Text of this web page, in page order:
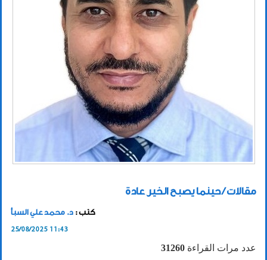
مقالات / حينما يصبح الخير عادة
كتب : د. محمد علي السبأ
25/08/2025 11:43
عدد مرات القراءة 31260